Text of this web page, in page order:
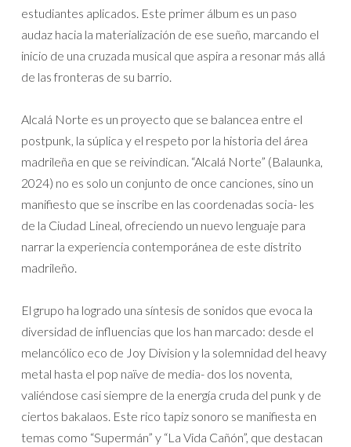
estudiantes aplicados. Este primer álbum es un paso
audaz hacia la materialización de ese sueño, marcando el
inicio de una cruzada musical que aspira a resonar más allá
de las fronteras de su barrio.
Alcalá Norte es un proyecto que se balancea entre el
postpunk, la súplica y el respeto por la historia del área
madrileña en que se reivindican. “Alcalá Norte” (Balaunka,
2024) no es solo un conjunto de once canciones, sino un
manifiesto que se inscribe en las coordenadas socia- les
de la Ciudad Lineal, ofreciendo un nuevo lenguaje para
narrar la experiencia contemporánea de este distrito
madrileño.
El grupo ha logrado una síntesis de sonidos que evoca la
diversidad de influencias que los han marcado: desde el
melancólico eco de Joy Division y la solemnidad del heavy
metal hasta el pop naïve de media- dos los noventa,
valiéndose casi siempre de la energía cruda del punk y de
ciertos bakalaos. Este rico tapiz sonoro se manifiesta en
temas como “Supermán” y “La Vida Cañón”, que destacan